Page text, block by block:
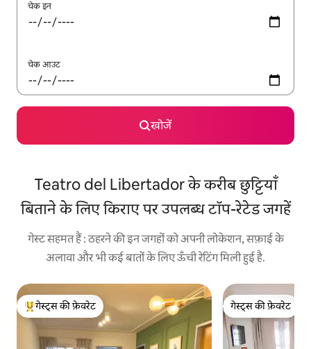
चेक इन
चेक आउट
खोजें
Teatro del Libertador के करीब छुट्टियाँ
बिताने के लिए किराए पर उपलब्ध टॉप-रेटेड जगहें
गेस्ट सहमत हैं : ठहरने की इन जगहों को अपनी लोकेशन, सफ़ाई के
अलावा और भी कई बातों के लिए ऊँची रेटिंग मिली हुई है.
गेस्ट्स का टॉप फ़ेवरेट
गेस्ट्स की फ़ेवरेट
गेस्ट्स की फ़ेवरेट
गेस्ट्स की फ़ेवरेट